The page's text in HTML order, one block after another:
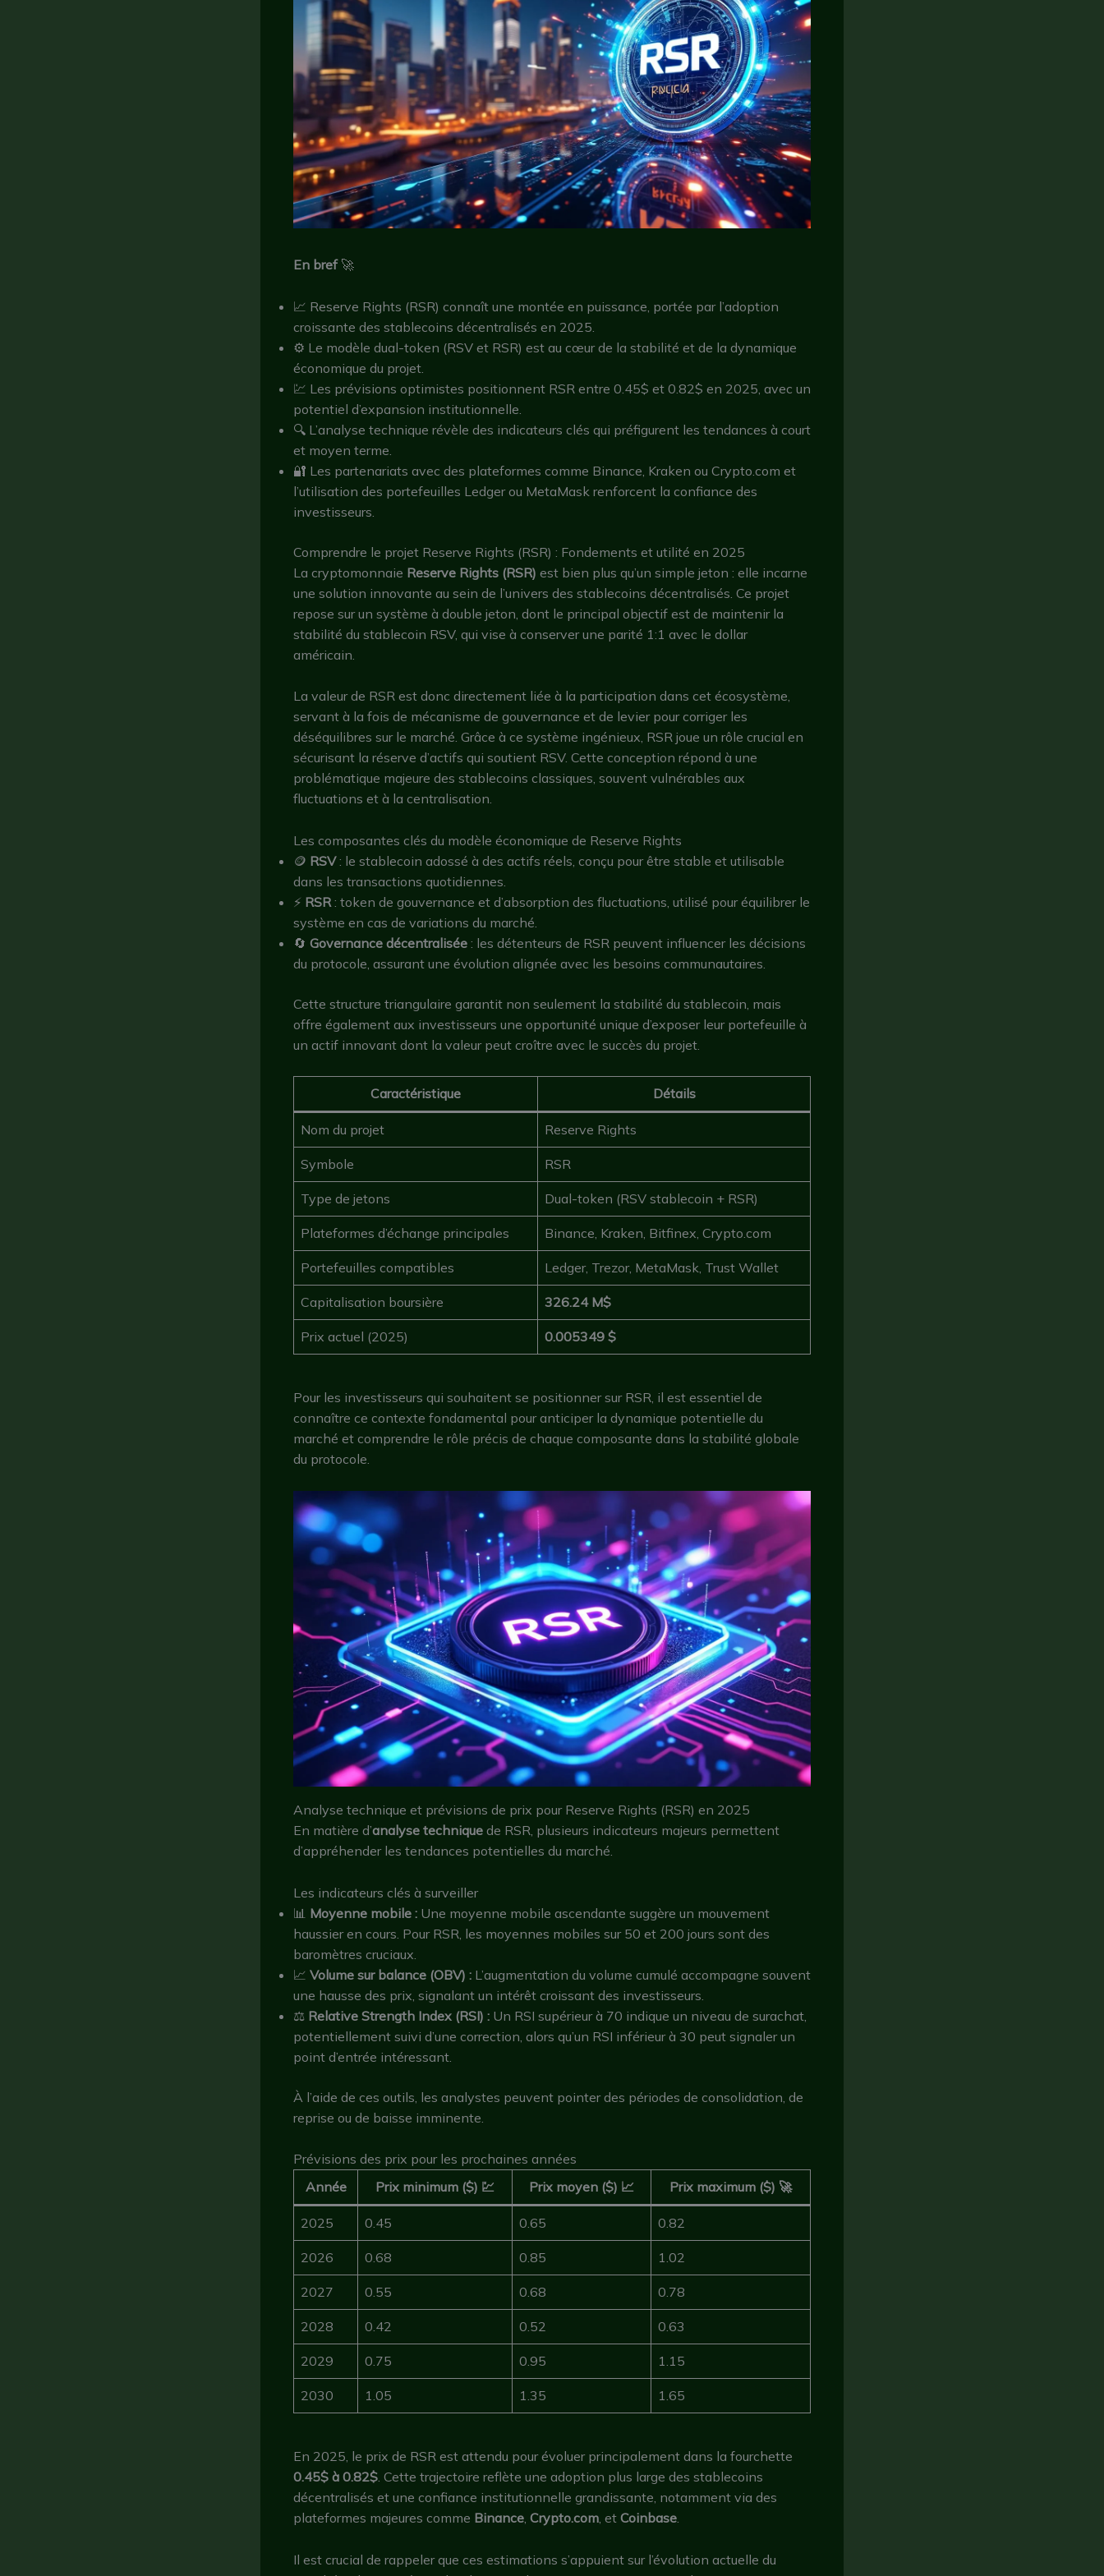
En bref🚀
📈 Reserve Rights (RSR) connaît une montée en puissance, portée par l’adoption
croissante des stablecoins décentralisés en 2025.
⚙️ Le modèle dual-token (RSV et RSR) est au cœur de la stabilité et de la dynamique
économique du projet.
💹 Les prévisions optimistes positionnent RSR entre 0.45$ et 0.82$ en 2025, avec un
potentiel d’expansion institutionnelle.
🔍 L’analyse technique révèle des indicateurs clés qui préfigurent les tendances à court
et moyen terme.
🔐 Les partenariats avec des plateformes comme Binance, Kraken ou Crypto.com et
l’utilisation des portefeuilles Ledger ou MetaMask renforcent la confiance des
investisseurs.
Comprendre le projet Reserve Rights (RSR) : Fondements et utilité en 2025
La cryptomonnaie Reserve Rights (RSR) est bien plus qu’un simple jeton : elle incarne
une solution innovante au sein de l’univers des stablecoins décentralisés. Ce projet
repose sur un système à double jeton, dont le principal objectif est de maintenir la
stabilité du stablecoin RSV, qui vise à conserver une parité 1:1 avec le dollar
américain.
La valeur de RSR est donc directement liée à la participation dans cet écosystème,
servant à la fois de mécanisme de gouvernance et de levier pour corriger les
déséquilibres sur le marché. Grâce à ce système ingénieux, RSR joue un rôle crucial en
sécurisant la réserve d’actifs qui soutient RSV. Cette conception répond à une
problématique majeure des stablecoins classiques, souvent vulnérables aux
fluctuations et à la centralisation.
Les composantes clés du modèle économique de Reserve Rights
🪙 RSV: le stablecoin adossé à des actifs réels, conçu pour être stable et utilisable
dans les transactions quotidiennes.
⚡ RSR : token de gouvernance et d’absorption des fluctuations, utilisé pour équilibrer le
système en cas de variations du marché.
🔄 Governance décentralisée : les détenteurs de RSR peuvent influencer les décisions
du protocole, assurant une évolution alignée avec les besoins communautaires.
Cette structure triangulaire garantit non seulement la stabilité du stablecoin, mais
offre également aux investisseurs une opportunité unique d’exposer leur portefeuille à
un actif innovant dont la valeur peut croître avec le succès du projet.
Caractéristique Détails
Nom du projet Reserve Rights
Symbole RSR
Type de jetons Dual-token (RSV stablecoin + RSR)
Plateformes d’échange principales Binance, Kraken, Bitfinex, Crypto.com
Portefeuilles compatibles Ledger, Trezor, MetaMask, Trust Wallet
Capitalisation boursière 326.24 M$
Prix actuel (2025) 0.005349 $
Pour les investisseurs qui souhaitent se positionner sur RSR, il est essentiel de
connaître ce contexte fondamental pour anticiper la dynamique potentielle du
marché et comprendre le rôle précis de chaque composante dans la stabilité globale
du protocole.
Analyse technique et prévisions de prix pour Reserve Rights (RSR) en 2025
En matière d’analyse technique de RSR, plusieurs indicateurs majeurs permettent
d’appréhender les tendances potentielles du marché.
Les indicateurs clés à surveiller
📊 Moyenne mobile : Une moyenne mobile ascendante suggère un mouvement
haussier en cours. Pour RSR, les moyennes mobiles sur 50 et 200 jours sont des
baromètres cruciaux.
📈 Volume sur balance (OBV) : L’augmentation du volume cumulé accompagne souvent
une hausse des prix, signalant un intérêt croissant des investisseurs.
⚖️ Relative Strength Index (RSI) : Un RSI supérieur à 70 indique un niveau de surachat,
potentiellement suivi d’une correction, alors qu’un RSI inférieur à 30 peut signaler un
point d’entrée intéressant.
À l’aide de ces outils, les analystes peuvent pointer des périodes de consolidation, de
reprise ou de baisse imminente.
Prévisions des prix pour les prochaines années
Année
Prix minimum ($) 💹 Prix moyen ($) 📈 Prix maximum ($) 🚀
2025 0.45 0.65 0.82
2026 0.68 0.85 1.02
2027 0.55 0.68 0.78
2028 0.42 0.52 0.63
2029 0.75 0.95 1.15
2030 1.05 1.35 1.65
En 2025, le prix de RSR est attendu pour évoluer principalement dans la fourchette
0.45$ à 0.82$. Cette trajectoire reflète une adoption plus large des stablecoins
décentralisés et une confiance institutionnelle grandissante, notamment via des
plateformes majeures comme Binance, Crypto.com, et Coinbase.
Il est crucial de rappeler que ces estimations s’appuient sur l’évolution actuelle du